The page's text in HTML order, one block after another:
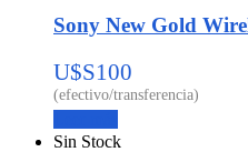
Sony New Gold
U$S100
Sin Stock